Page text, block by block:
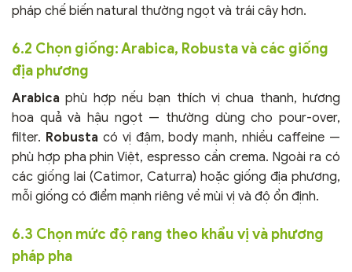
pháp chế biến natural thường ngọt và trái cây hơn.
6.2 Chọn giống: Arabica, Robusta và các giống
địa phương
Arabica phù hợp nếu bạn thích vị chua thanh, hương
hoa quả và hậu ngọt — thường dùng cho pour-over,
filter. Robusta có vị đậm, body mạnh, nhiều caffeine —
phù hợp pha phin Việt, espresso cần crema. Ngoài ra có
các giống lai (Catimor, Caturra) hoặc giống địa phương,
mỗi giống có điểm mạnh riêng về mùi vị và độ ổn định.
6.3 Chọn mức độ rang theo khẩu vị và phương
pháp pha